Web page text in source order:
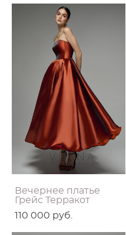
Вечернее платье
Грейс Терракот
110 000 pуб.